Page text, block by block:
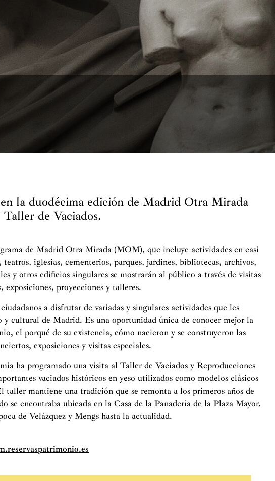
la duodécima edición de Madrid Otra Mirada
de Vaciados.
de Madrid Otra Mirada (MOM), que incluye actividades en casi
iglesias, cementerios, parques, jardines, bibliotecas, archivos,
y otros edificios singulares se mostrarán al público a través de visitas
exposiciones, proyecciones y talleres.
a disfrutar de variadas y singulares actividades que les
y cultural de Madrid. Es una oportunidad única de conocer mejor la
el porqué de su existencia, cómo nacieron y se construyeron las
exposiciones y visitas especiales.
ha programado una visita al Taller de Vaciados y Reproducciones
vaciados históricos en yeso utilizados como modelos clásicos
taller mantiene una tradición que se remonta a los primeros años de
se encontraba ubicada en la Casa de la Panadería de la Plaza Mayor.
de Velázquez y Mengs hasta la actualidad.